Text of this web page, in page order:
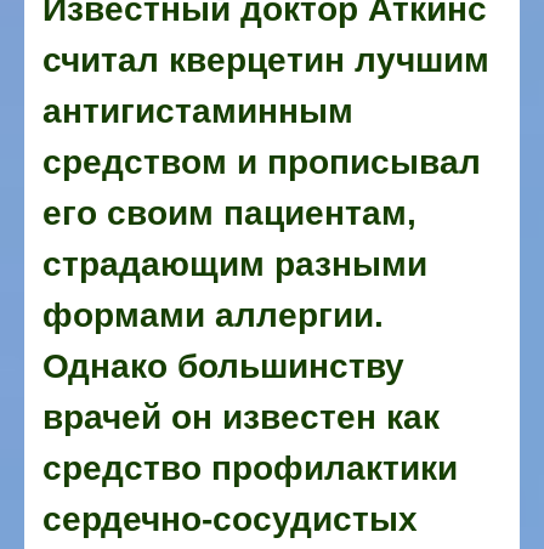
Известный доктор Аткинс
считал кверцетин лучшим
антигистаминным
средством и прописывал
его своим пациентам,
страдающим разными
формами аллергии.
Однако большинству
врачей он известен как
средство профилактики
сердечно-сосудистых